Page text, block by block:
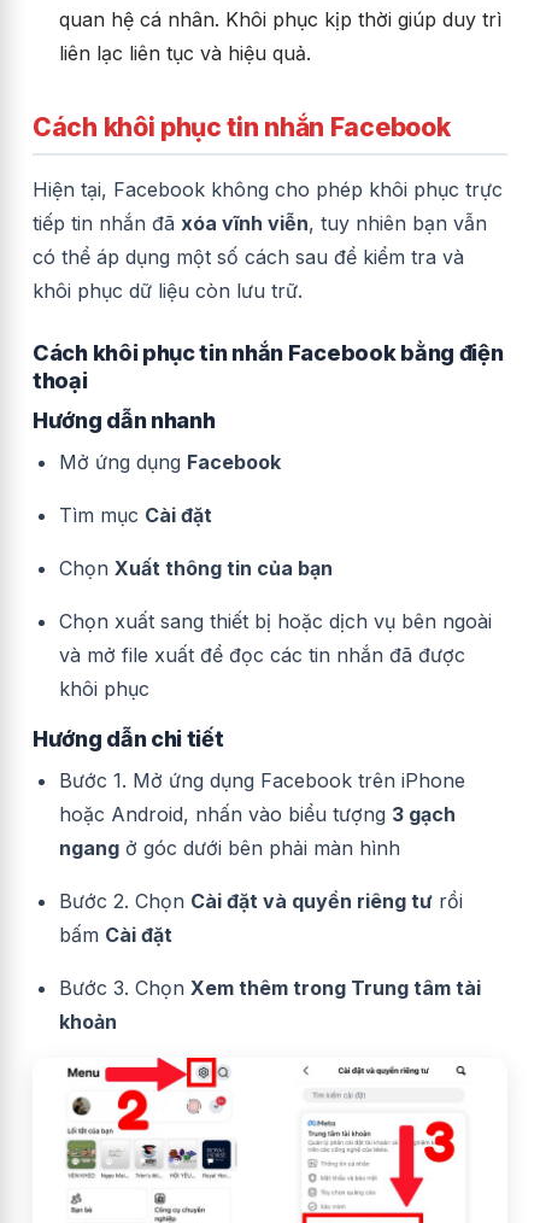
quan hệ cá nhân. Khôi phục kịp thời giúp duy trì
liên lạc liên tục và hiệu quả.
Cách khôi phục tin nhắn Facebook
Hiện tại, Facebook không cho phép khôi phục trực
tiếp tin nhắn đã xóa vĩnh viễn, tuy nhiên bạn vẫn
có thể áp dụng một số cách sau để kiểm tra và
khôi phục dữ liệu còn lưu trữ.
Cách khôi phục tin nhắn Facebook bằng điện
thoại
Hướng dẫn nhanh
Mở ứng dụng Facebook
Tìm mục Cài đặt
Chọn Xuất thông tin của bạn
Chọn xuất sang thiết bị hoặc dịch vụ bên ngoài
và mở file xuất để đọc các tin nhắn đã được
khôi phục
Hướng dẫn chi tiết
Bước 1. Mở ứng dụng Facebook trên iPhone
hoặc Android, nhấn vào biểu tượng 3 gạch
ngang ở góc dưới bên phải màn hình
Bước 2. Chọn Cài đặt và quyền riêng tư rồi
bấm Cài đặt
Bước 3. Chọn Xem thêm trong Trung tâm tài
khoản